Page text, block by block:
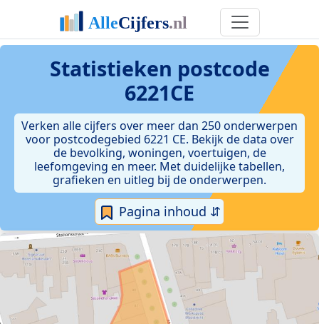
Statistieken postcode
6221CE
Verken alle cijfers over meer dan 250 onderwerpen
voor postcodegebied 6221 CE. Bekijk de data over
de bevolking, woningen, voertuigen, de
leefomgeving en meer. Met duidelijke tabellen,
grafieken en uitleg bij de onderwerpen.
Pagina inhoud ⇵